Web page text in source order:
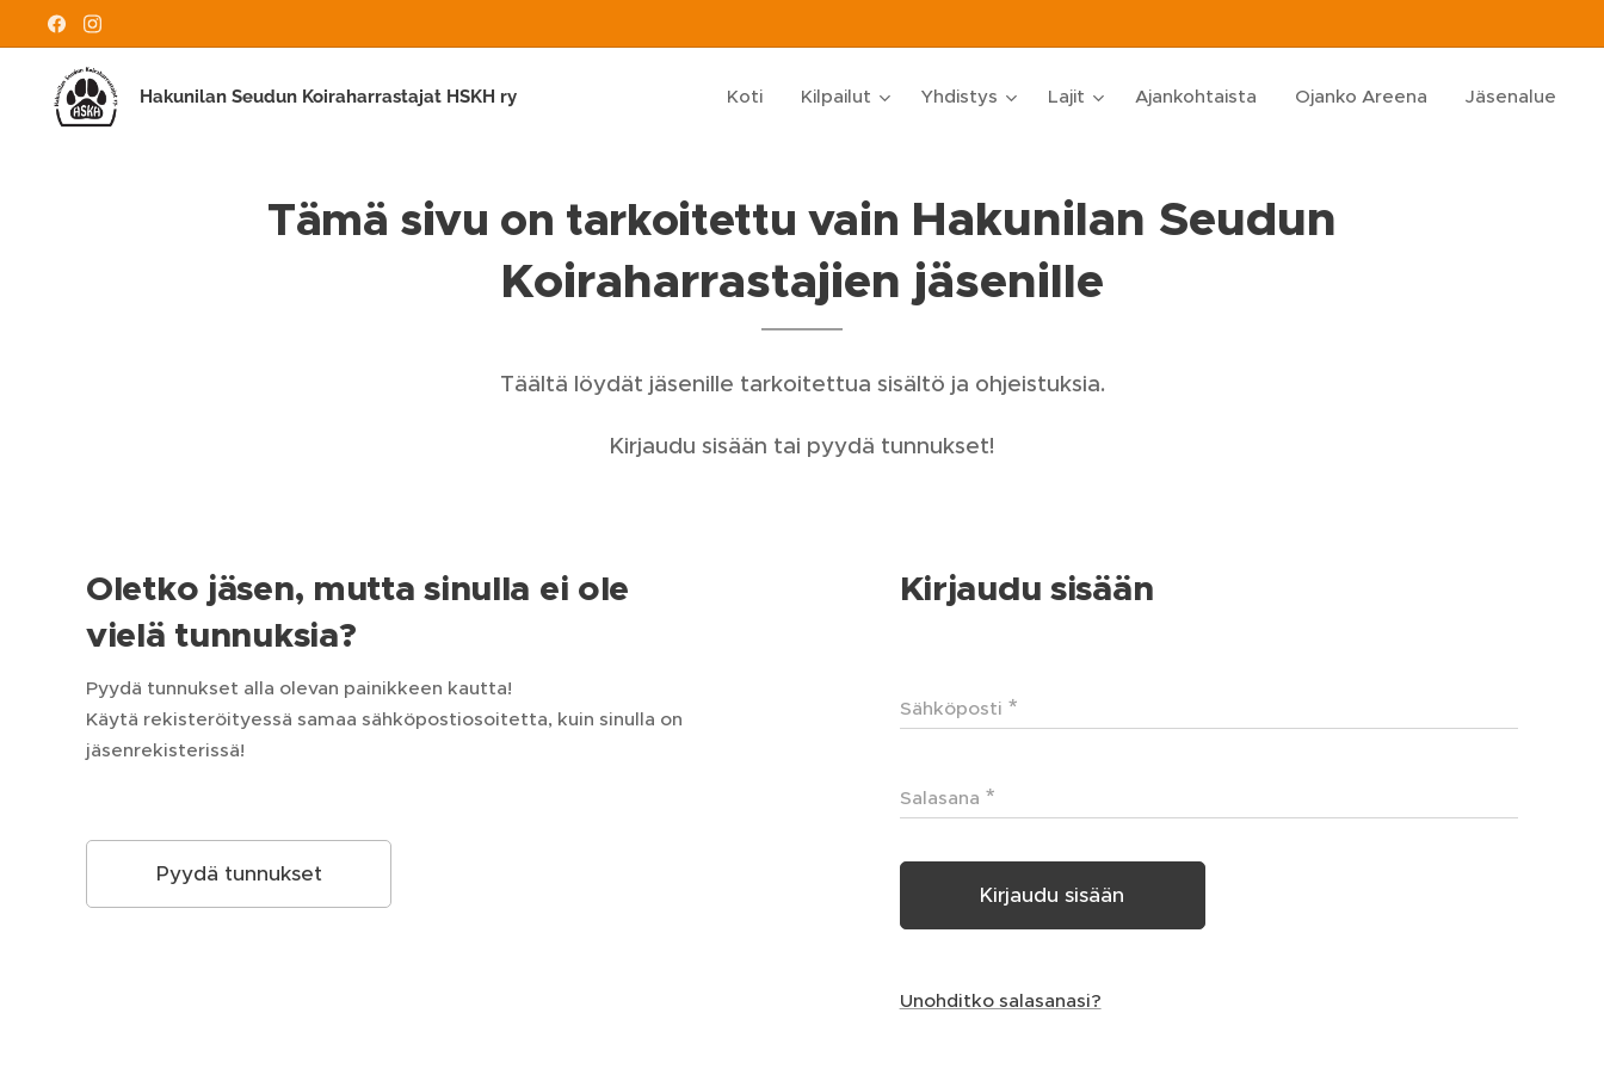
Hakunilan Seudun Koiraharrastajat HSKH ry Koti Kilpailut Yhdistys Lajit Ajankohtaista Ojanko Areena Jäsenalue
Tämä sivu on tarkoitettu vain Hakunilan Seudun
Koiraharrastajien jäsenille
Täältä löydät jäsenille tarkoitettua sisältö ja ohjeistuksia.
Kirjaudu sisään tai pyydä tunnukset!
Oletko jäsen, mutta sinulla ei ole
vielä tunnuksia?
Pyydä tunnukset alla olevan painikkeen kautta!
Käytä rekisteröityessä samaa sähköpostiosoitetta, kuin sinulla on
jäsenrekisterissä!
Pyydä tunnukset
Kirjaudu sisään
Sähköposti
Salasana
Kirjaudu sisään
Unohditko salasanasi?